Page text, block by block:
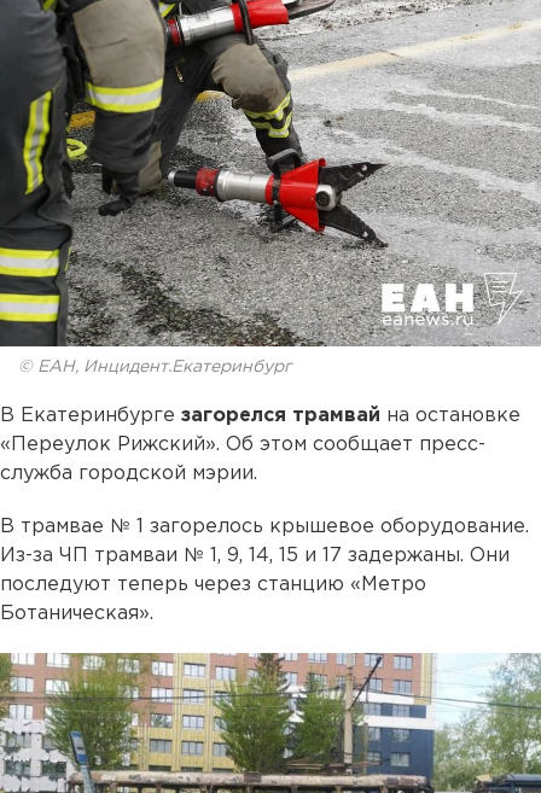
© ЕАН, Инцидент.Екатеринбург
В Екатеринбурге загорелся трамвай на остановке
«Переулок Рижский». Об этом сообщает пресс-
служба городской мэрии.
В трамвае № 1 загорелось крышевое оборудование.
Из-за ЧП трамваи № 1, 9, 14, 15 и 17 задержаны. Они
последуют теперь через станцию «Метро
Ботаническая».